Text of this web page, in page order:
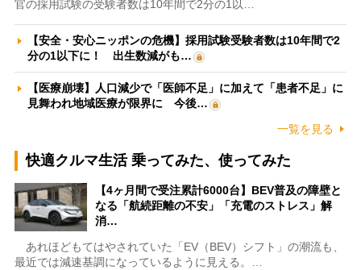
官の採用試験の受験者数は10年間で2分の1以…
【安全・安心ニッポンの危機】採用試験受験者数は10年間で2
分の1以下に！ 出生数減がも…
【医療崩壊】人口減少で「医師不足」に加えて「患者不足」に
見舞われ地域医療が限界に 今後…
一覧を見る
快適クルマ生活 乗ってみた、使ってみた
【4ヶ月間で受注累計6000台】BEV普及の障壁と
なる「航続距離の不安」「充電のストレス」解
消…
あれほどもてはやされていた「EV（BEV）シフト」の潮流も、
最近では減速基調になっているように見える。…